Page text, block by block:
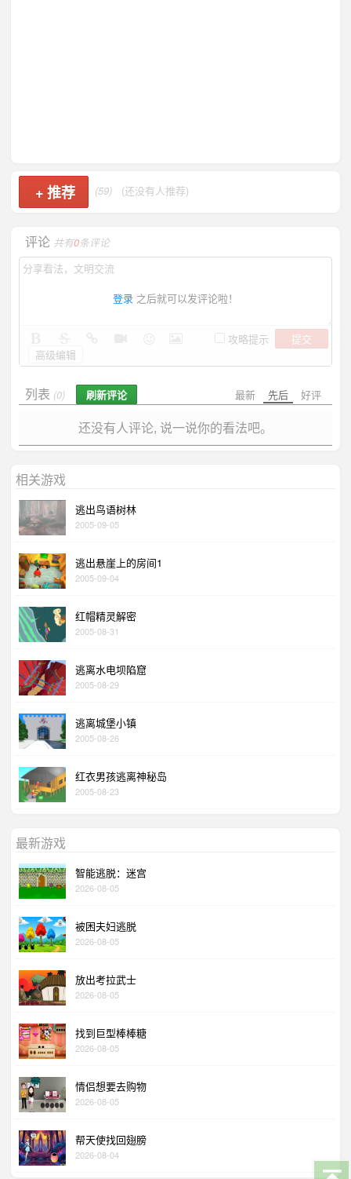
+推荐 (59) (还没有人推荐)
评论 共有0条评论
登录 之后就可以发评论啦！
攻略提示
提交
高级编辑
最新 先后 好评
列表 (0) 刷新评论
还没有人评论, 说一说你的看法吧。
相关游戏
逃出鸟语树林
2005-09-05
逃出悬崖上的房间1
2005-09-04
红帽精灵解密
2005-08-31
逃离水电坝陷窟
2005-08-29
逃离城堡小镇
2005-08-26
红衣男孩逃离神秘岛
2005-08-23
最新游戏
智能逃脱：迷宫
2026-08-05
被困夫妇逃脱
2026-08-05
放出考拉武士
2026-08-05
找到巨型棒棒糖
2026-08-05
情侣想要去购物
2026-08-05
帮天使找回翅膀
2026-08-04